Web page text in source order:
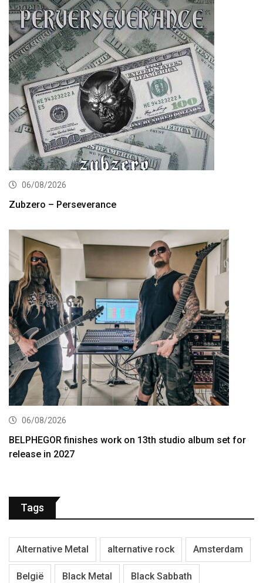
06/08/2026
Zubzero – Perseverance
06/08/2026
BELPHEGOR finishes work on 13th studio album set for
release in 2027
Tags
Alternative Metal alternative rock Amsterdam
België Black Metal Black Sabbath